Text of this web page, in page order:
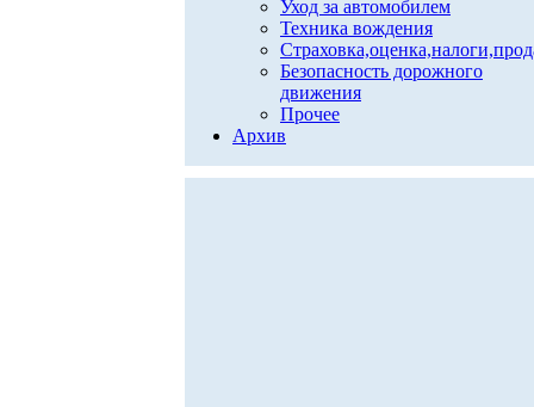
Уход за автомобилем
Техника вождения
Безопасность дорожного
движения
Прочее
Архив